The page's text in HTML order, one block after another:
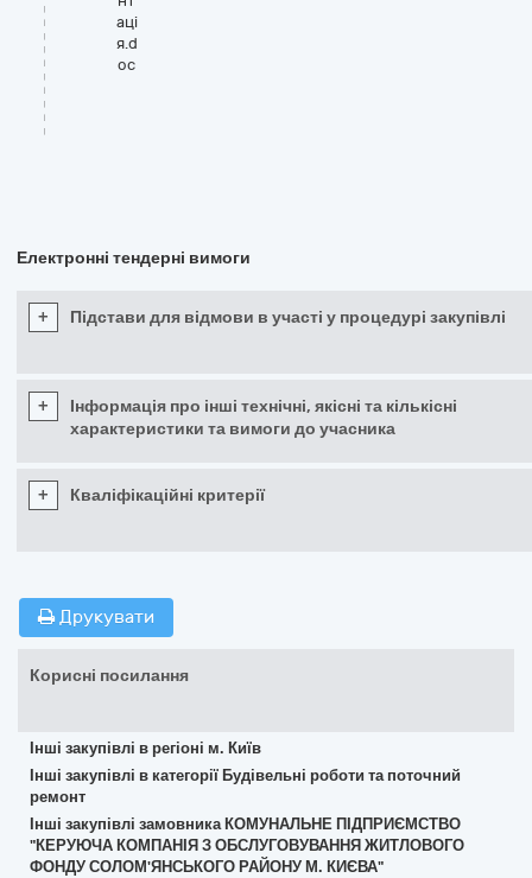
аці
я.d
oc
Електронні тендерні вимоги
+ Підстави для відмови в участі у процедурі закупівлі
+
Інформація про інші технічні, якісні та кількісні
характеристики та вимоги до учасника
+ Кваліфікаційні критерії
Друкувати
Корисні посилання
Інші закупівлі в регіоні м. Київ
Інші закупівлі в категорії Будівельні роботи та поточний
ремонт
Інші закупівлі замовника КОМУНАЛЬНЕ ПІДПРИЄМСТВО
"КЕРУЮЧА КОМПАНІЯ З ОБСЛУГОВУВАННЯ ЖИТЛОВОГО
ФОНДУ СОЛОМ'ЯНСЬКОГО РАЙОНУ М. КИЄВА"